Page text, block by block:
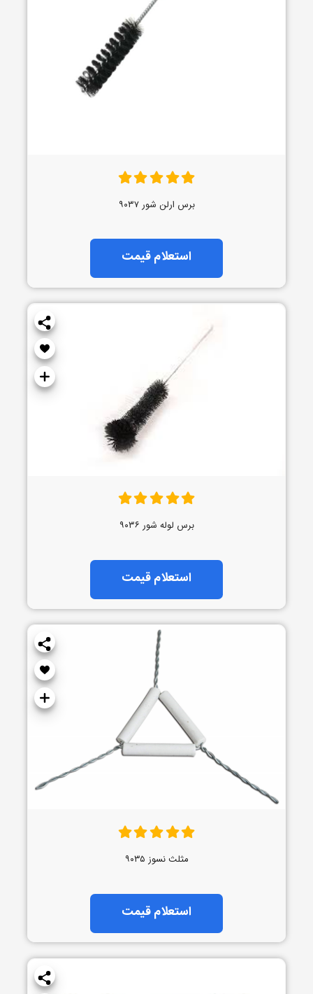
برس ارلن شور ۹۰۳۷
استعلام قیمت
برس لوله شور ۹۰۳۶
استعلام قیمت
مثلث نسوز ۹۰۳۵
استعلام قیمت